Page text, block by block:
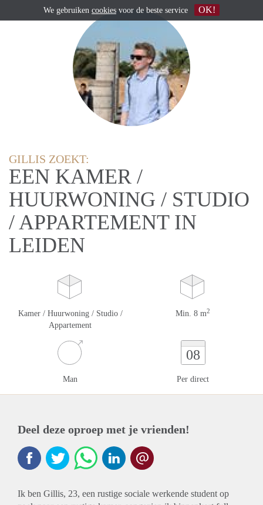
GILLIS ZOEKT:
EEN KAMER /
HUURWONING / STUDIO
/ APPARTEMENT IN
LEIDEN
Kamer / Huurwoning / Studio /
Appartement
Min. 8 m2
Man
08
Per direct
Deel deze oproep met je vrienden!
Ik ben Gillis, 23, een rustige sociale werkende student op
We gebruiken cookies voor de beste service OK!